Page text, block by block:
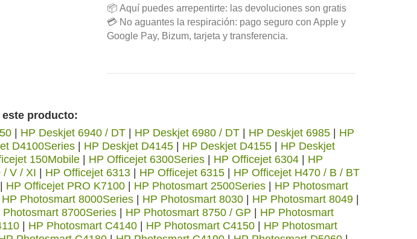
📦 Aquí puedes arrepentirte: las devoluciones son gratis
💳 No aguantes la respiración: pago seguro con Apple y
Google Pay, Bizum, tarjeta y transferencia.
este producto:
HP Deskjet 6940 / DT HP Deskjet 6980 / DT HP Deskjet 6985
HP
D4100Series HP Deskjet D4145 HP Deskjet D4155
HP Deskjet
150Mobile HP Officejet 6300Series HP Officejet 6304
HP
/ V / XI HP Officejet 6313 HP Officejet 6315
HP Officejet H470 / B / BT
HP Officejet PRO K7100 HP Photosmart 2500Series
HP Photosmart
HP Photosmart 8000Series HP Photosmart 8030 HP Photosmart 8049
Photosmart 8700Series HP Photosmart 8750 / GP
HP Photosmart
HP Photosmart C4140 HP Photosmart C4150
HP Photosmart